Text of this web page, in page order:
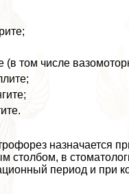
(в том числе
назначается
столбом, в
период и при